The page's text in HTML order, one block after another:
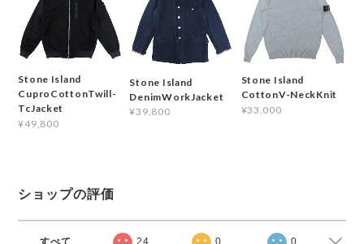
Stone Island
CuproCottonTwill-
TcJacket
¥49,800
Stone Island
DenimWorkJacket
¥39,800
Stone Island
CottonV-NeckKnit
¥33,000
ショップの評価